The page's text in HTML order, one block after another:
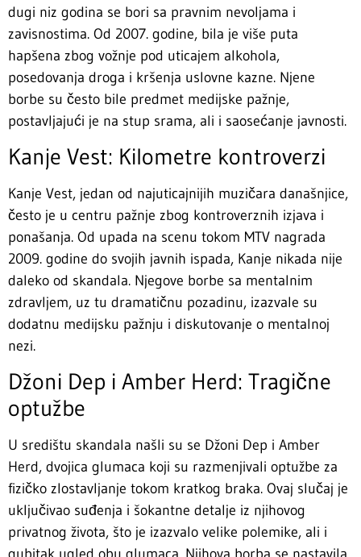
dugi niz godina se bori sa pravnim nevoljama i
zavisnostima. Od 2007. godine, bila je više puta
hapšena zbog vožnje pod uticajem alkohola,
posedovanja droga i kršenja uslovne kazne. Njene
borbe su često bile predmet medijske pažnje,
postavljajući je na stup srama, ali i saosećanje javnosti.
Kanje Vest: Kilometre kontroverzi
Kanje Vest, jedan od najuticajnijih muzičara današnjice,
često je u centru pažnje zbog kontroverznih izjava i
ponašanja. Od upada na scenu tokom MTV nagrada
2009. godine do svojih javnih ispada, Kanje nikada nije
daleko od skandala. Njegove borbe sa mentalnim
zdravljem, uz tu dramatičnu pozadinu, izazvale su
dodatnu medijsku pažnju i diskutovanje o mentalnoj
nezi.
Džoni Dep i Amber Herd: Tragične
optužbe
U središtu skandala našli su se Džoni Dep i Amber
Herd, dvojica glumaca koji su razmenjivali optužbe za
fizičko zlostavljanje tokom kratkog braka. Ovaj slučaj je
uključivao suđenja i šokantne detalje iz njihovog
privatnog života, što je izazvalo velike polemike, ali i